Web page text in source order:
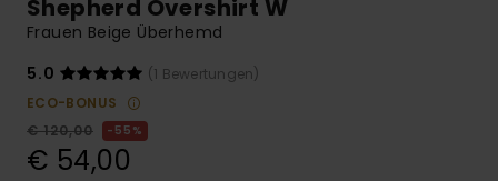
Shepherd Overshirt W
Frauen Beige Überhemd
5.0
(1 Bewertungen)
ECO-BONUS
€ 120,00
55%
€ 54,00